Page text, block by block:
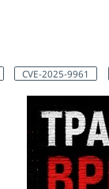
CVE-2025-9961